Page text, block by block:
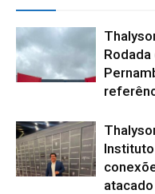
atacado